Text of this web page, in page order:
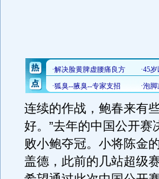
连续的作战，鲍春来有
好。”去年的中国公开
败小鲍夺冠。小将陈金
盖德，此前的几站超级